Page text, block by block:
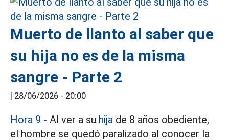
Muerto de llanto al saber que
su hija no es de la misma
sangre - Parte 2
| 28/06/2026 - 20:00
Hora 9 - Al ver a su hija de 8 años obediente,
el hombre se quedó paralizado al conocer la